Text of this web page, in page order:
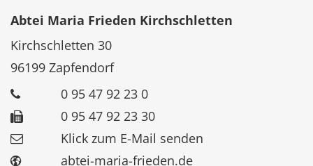
Abtei Maria Frieden Kirchschletten
Kirchschletten 30
96199 Zapfendorf
0 95 47 92 23 0
0 95 47 92 23 30
Klick zum E-Mail senden
abtei-maria-frieden.de